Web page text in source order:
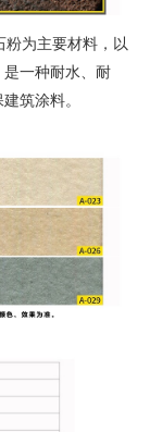
为主要材料，以
一种耐水、耐
筑涂料。